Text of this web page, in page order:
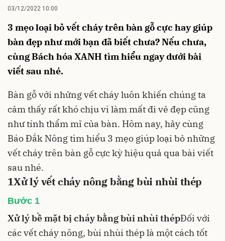
03/12/2022 10:00
3 mẹo loại bỏ vết cháy trên bàn gỗ cực hay giúp
bàn đẹp như mới bạn đã biết chưa? Nếu chưa,
cùng Bách hóa XANH tìm hiểu ngay dưới bài
viết sau nhé.
Bàn gỗ với những vết cháy luôn khiến chúng ta
cảm thấy rất khó chịu vì làm mất đi vẻ đẹp cũng
như tính thẩm mĩ của bàn. Hôm nay, hãy cùng
Báo Đắk Nông tìm hiểu 3 mẹo giúp loại bỏ những
vết cháy trên bàn gỗ cực kỳ hiệu quả qua bài viết
sau nhé.
1Xử lý vết cháy nông bằng bùi nhùi thép
Bước 1
Xử lý bề mặt bị cháy bằng bùi nhùi thépĐối với
các vết cháy nông, bùi nhùi thép là một cách tốt
Hủy Gửi